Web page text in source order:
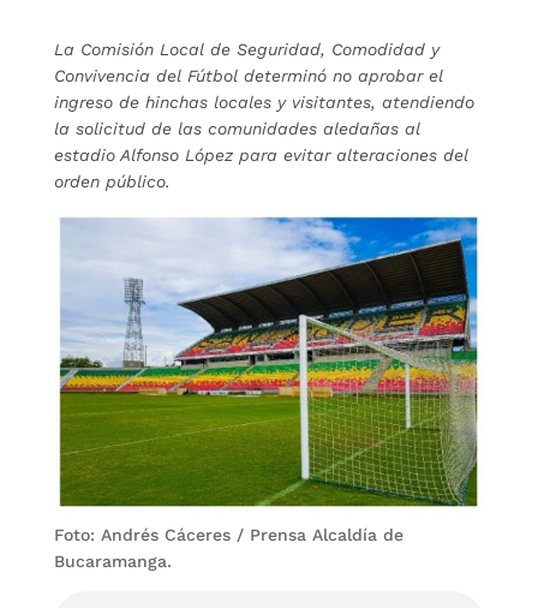
La Comisión Local de Seguridad, Comodidad y
Convivencia del Fútbol determinó no aprobar el
ingreso de hinchas locales y visitantes, atendiendo
la solicitud de las comunidades aledañas al
estadio Alfonso López para evitar alteraciones del
orden público.
Foto: Andrés Cáceres / Prensa Alcaldía de
Bucaramanga.